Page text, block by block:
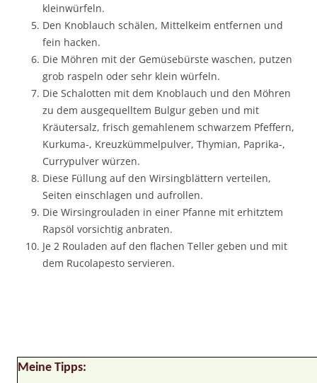
kleinwürfeln.
Den Knoblauch schälen, Mittelkeim entfernen und
fein hacken.
Die Möhren mit der Gemüsebürste waschen, putzen
grob raspeln oder sehr klein würfeln.
Die Schalotten mit dem Knoblauch und den Möhren
zu dem ausgequelltem Bulgur geben und mit
Kräutersalz, frisch gemahlenem schwarzem Pfeffern,
Kurkuma-, Kreuzkümmelpulver, Thymian, Paprika-,
Currypulver würzen.
Diese Füllung auf den Wirsingblättern verteilen,
Seiten einschlagen und aufrollen.
Die Wirsingrouladen in einer Pfanne mit erhitztem
Rapsöl vorsichtig anbraten.
Je 2 Rouladen auf den flachen Teller geben und mit
dem Rucolapesto servieren.
Meine Tipps: